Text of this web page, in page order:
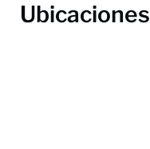
Ubicaciones